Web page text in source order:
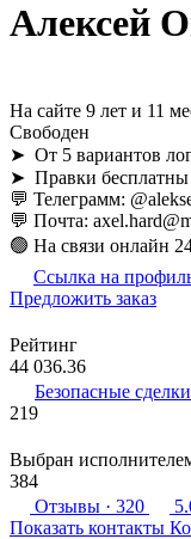
Алексей
На сайте 9 лет и 11
Свободен
➤ От 5 вариантов
➤ Правки бесплатны
💬 Телеграмм:
💬 Почта:
🟢 На связи онлайн
Ссылка на
Предложить заказ
Рейтинг
44 036.36
Безопасные сделки
219
Выбран
384
Отзывы · 320
Показать контакты